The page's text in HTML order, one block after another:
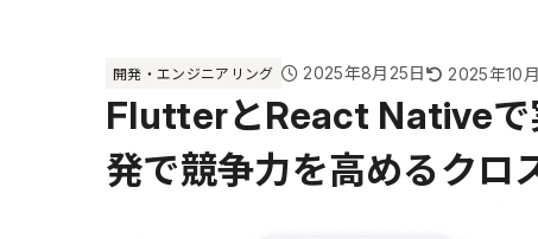
開発・エンジニアリング 2025年8月25日 2025年10
FlutterとReact Nativeで
発で競争力を高めるクロ